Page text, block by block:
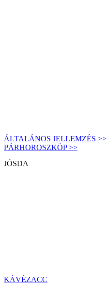
ÁLTALÁNOS JELLEMZÉS >>
PÁRHOROSZKÓP >>
JÓSDA
KÁVÉZACC